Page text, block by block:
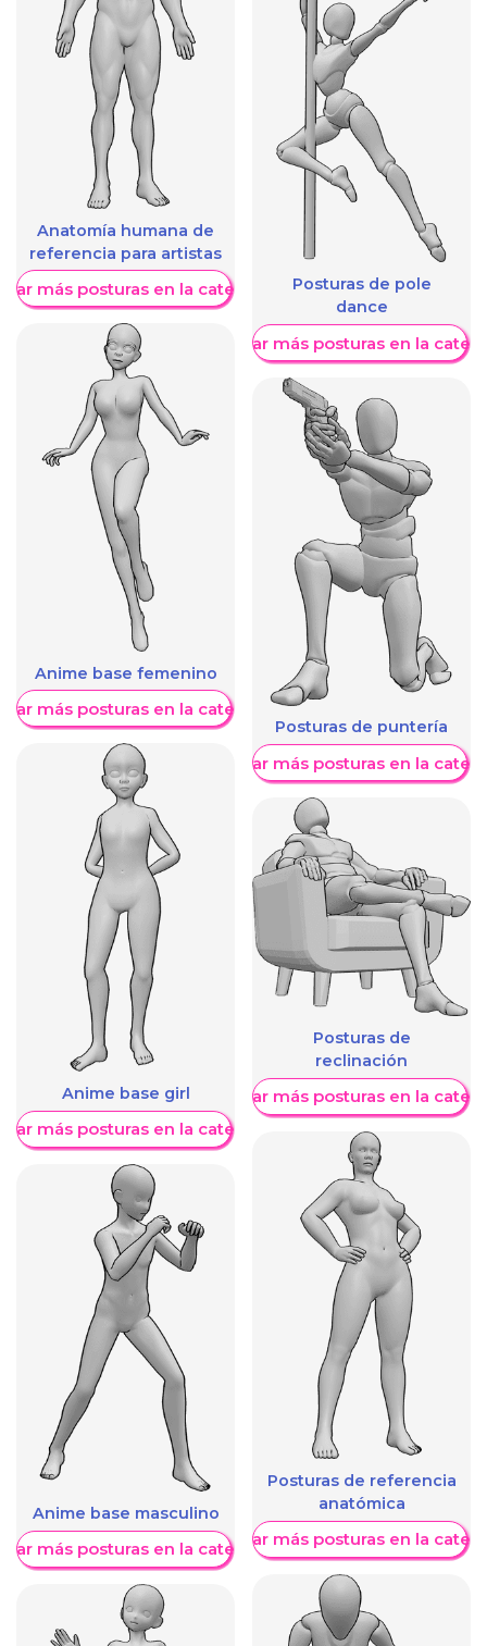
Anatomía humana de
referencia para artistas
más posturas en la categoría
Anime base femenino
más posturas en la categoría
Anime base girl
más posturas en la categoría
Anime base masculino
más posturas en la categoría
Posturas de pole
dance
Mostrar más posturas en la
Posturas de puntería
Mostrar más posturas en la
Posturas de
reclinación
Mostrar más posturas en la
Posturas de referencia
anatómica
Mostrar más posturas en la